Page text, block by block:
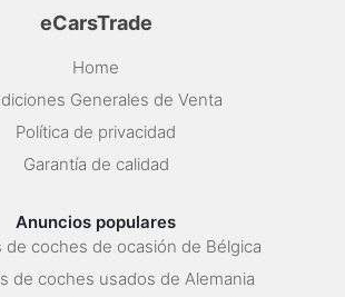
eCarsTrade
Home
Generales de Venta
Política de privacidad
Garantía de calidad
Anuncios populares
de coches de ocasión de Bélgica
de coches usados de Alemania